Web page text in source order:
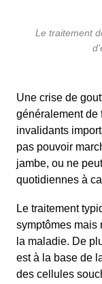
Le traitement
Une crise de
généralement de
invalidants
pas pouvoir
jambe, ou ne
quotidiennes à
Le traitement
symptômes mais
la maladie. De
est à la base de
des cellules